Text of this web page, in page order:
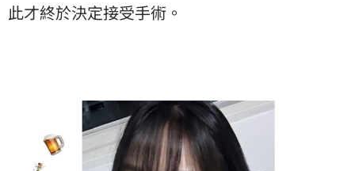
此才終於決定接受手術。